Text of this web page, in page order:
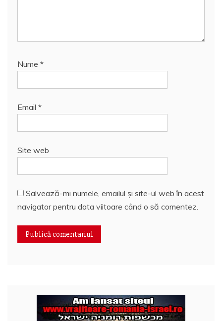
Nume *
Email *
Site web
Salvează-mi numele, emailul și site-ul web în acest
navigator pentru data viitoare când o să comentez.